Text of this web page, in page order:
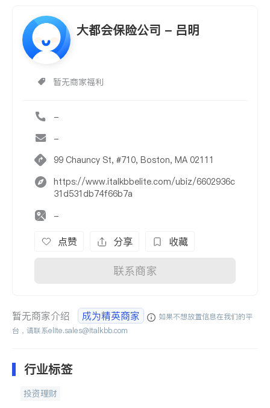
大都会保险公司 - 吕明
暂无商家福利
-
-
99 Chauncy St, #710, Boston, MA 02111
https://www.italkbbelite.com/ubiz/6602936c
31d531db74f66b7a
-
点赞 分享 收藏
联系商家
暂无商家介绍 成为精英商家
如果不想放置信息在我们的平
台，请联系elite.sales@italkbb.com
行业标签
投资理财